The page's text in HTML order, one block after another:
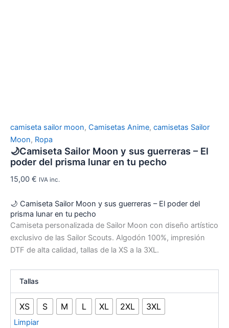
camiseta sailor moon, Camisetas Anime, camisetas Sailor
Moon, Ropa
🌙Camiseta Sailor Moon y sus guerreras – El
poder del prisma lunar en tu pecho
15,00 € IVA inc.
🌙 Camiseta Sailor Moon y sus guerreras – El poder del
prisma lunar en tu pecho
Camiseta personalizada de Sailor Moon con diseño artístico
exclusivo de las Sailor Scouts. Algodón 100%, impresión
DTF de alta calidad, tallas de la XS a la 3XL.
Tallas
XS S M L XL 2XL 3XL
Limpiar